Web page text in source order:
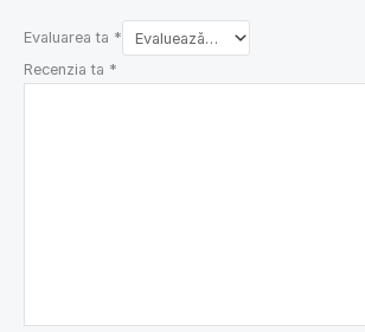
Evaluarea ta *
Recenzia ta *